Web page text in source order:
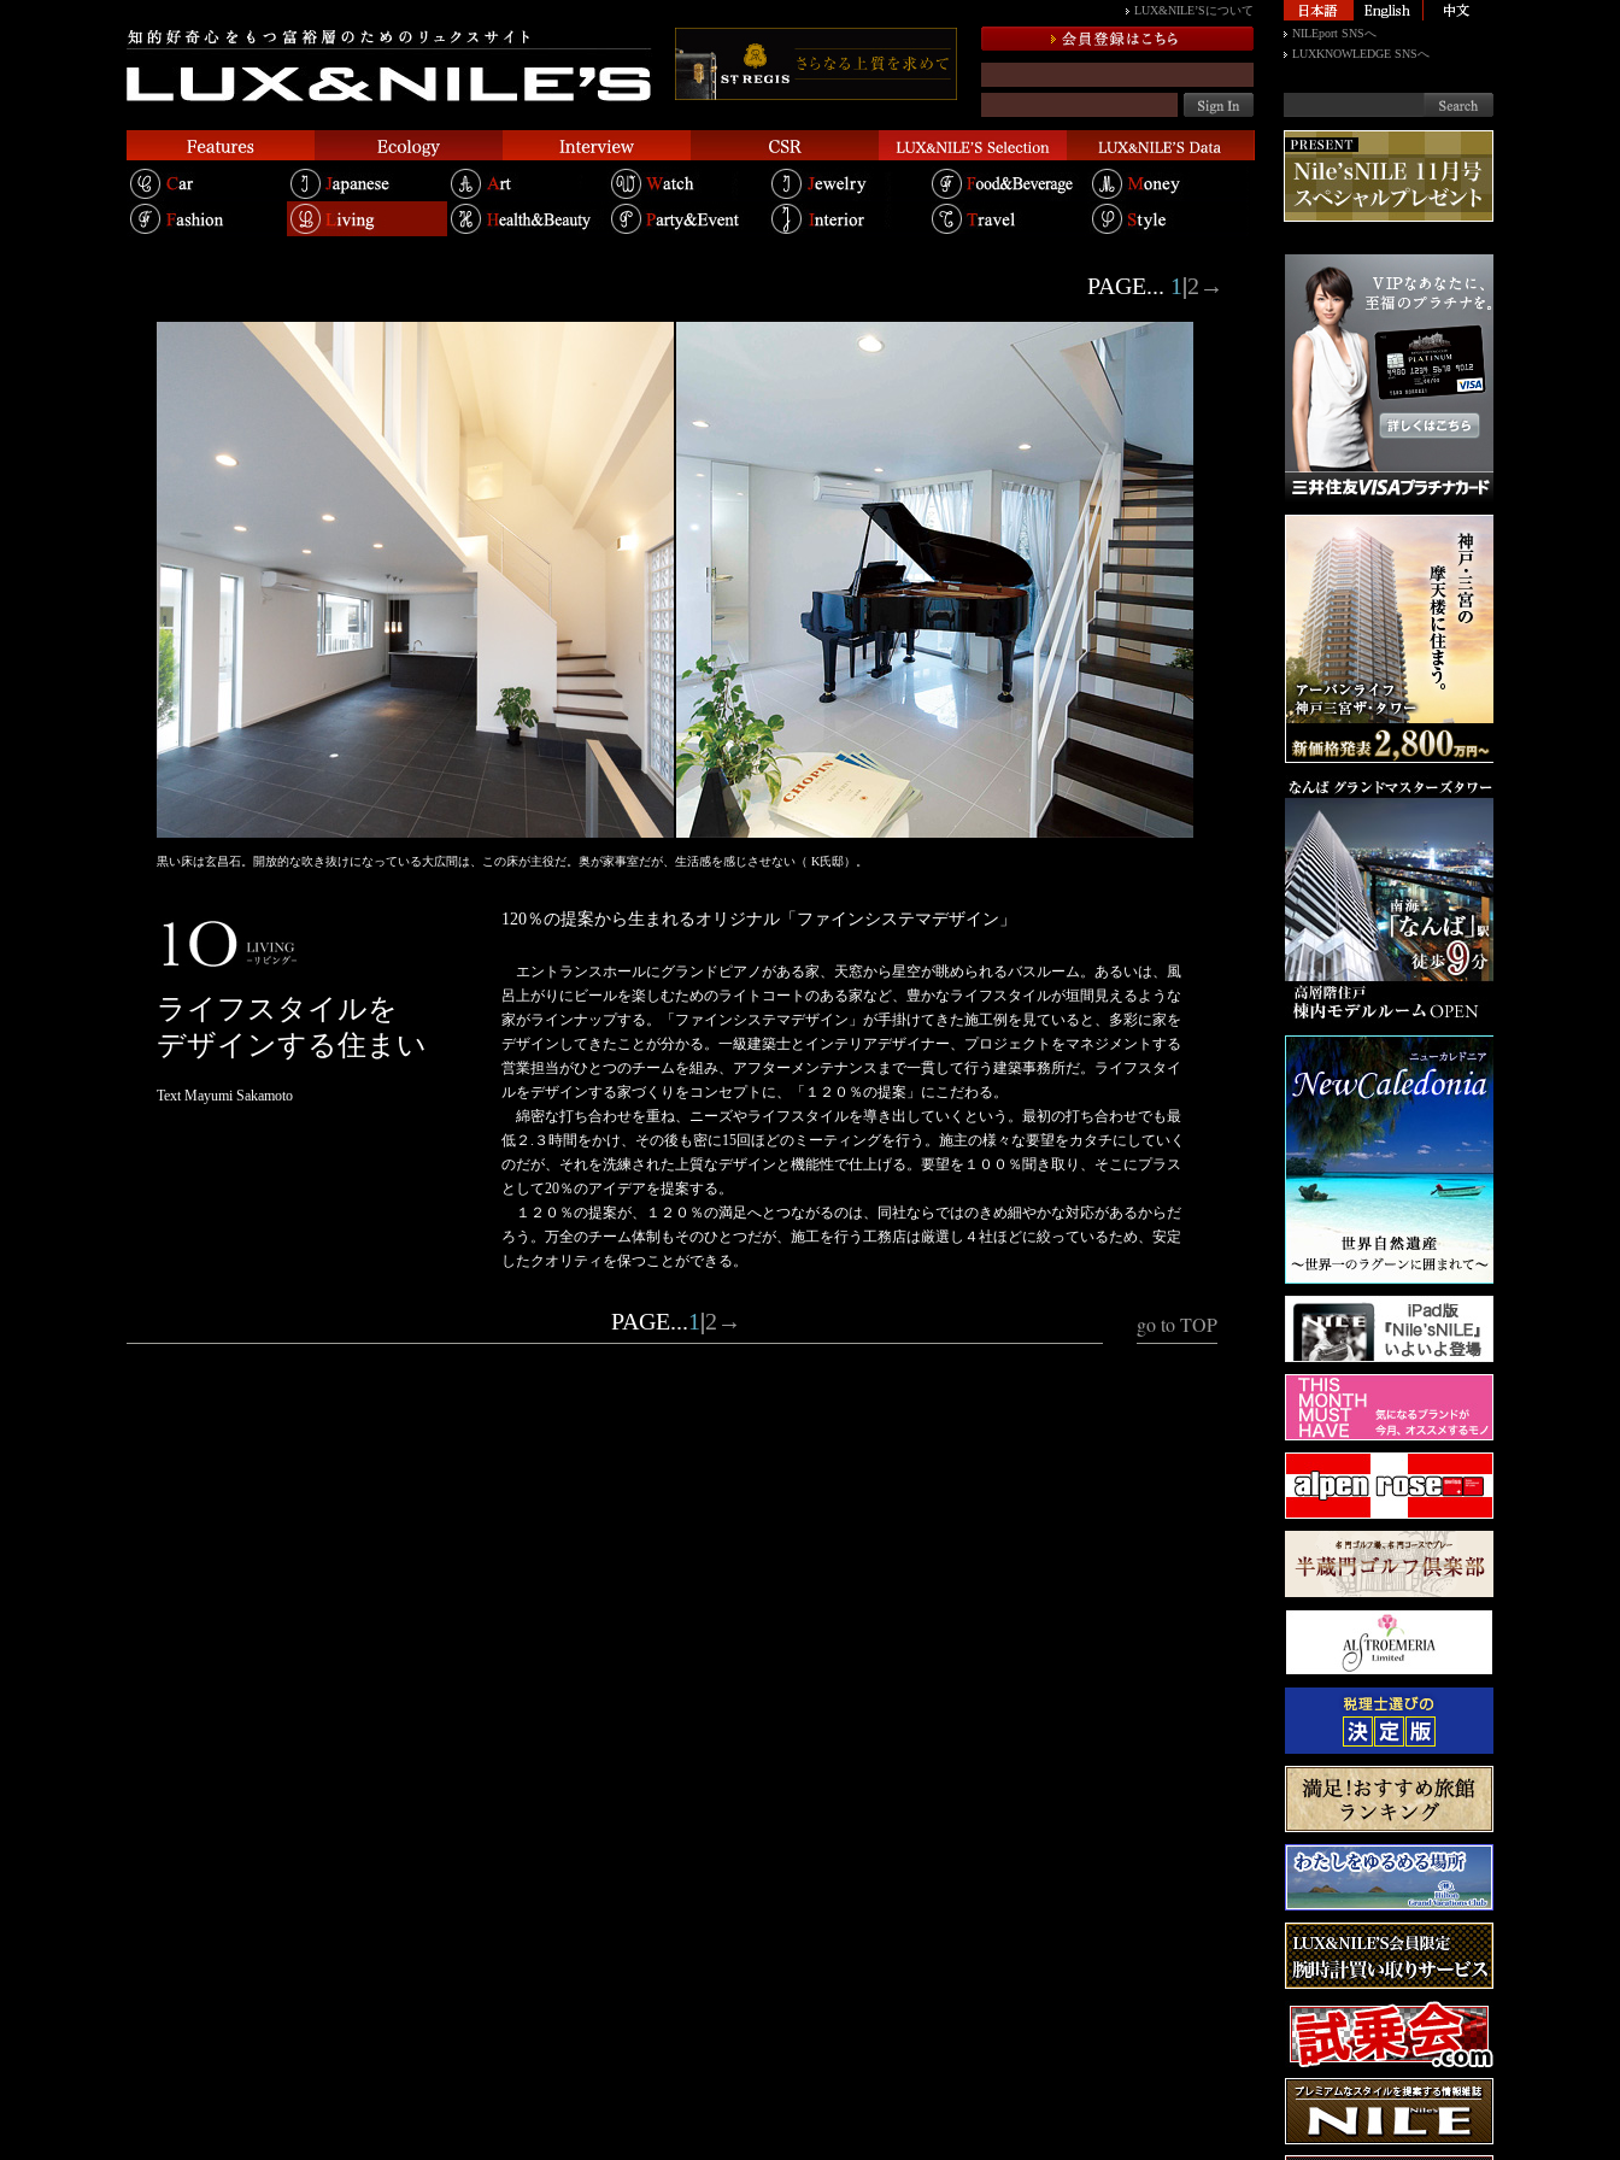
LUX&NILE’Sについて
NILEport SNSへ
LUXKNOWLEDGE SNSへ
PAGE... 1|2 →
黒い床は玄昌石。開放的な吹き抜けになっている大広間は、この床が主役だ。奥が家事室だが、生活感を感じさせない（ K氏邸）。
ライフスタイルを
デザインする住まい
Text Mayumi Sakamoto
120％の提案から生まれるオリジナル「ファインシステマデザイン」
エントランスホールにグランドピアノがある家、天窓から星空が眺められるバスルーム。あるいは、風
呂上がりにビールを楽しむためのライトコートのある家など、豊かなライフスタイルが垣間見えるような
家がラインナップする。「ファインシステマデザイン」が手掛けてきた施工例を見ていると、多彩に家を
デザインしてきたことが分かる。一級建築士とインテリアデザイナー、プロジェクトをマネジメントする
営業担当がひとつのチームを組み、アフターメンテナンスまで一貫して行う建築事務所だ。ライフスタイ
ルをデザインする家づくりをコンセプトに、「１２０％の提案」にこだわる。
綿密な打ち合わせを重ね、ニーズやライフスタイルを導き出していくという。最初の打ち合わせでも最
低２.３時間をかけ、その後も密に15回ほどのミーティングを行う。施主の様々な要望をカタチにしていく
のだが、それを洗練された上質なデザインと機能性で仕上げる。要望を１００％聞き取り、そこにプラス
として20％のアイデアを提案する。
１２０％の提案が、１２０％の満足へとつながるのは、同社ならではのきめ細やかな対応があるからだ
ろう。万全のチーム体制もそのひとつだが、施工を行う工務店は厳選し４社ほどに絞っているため、安定
したクオリティを保つことができる。
go to TOP
PAGE...1|2 →